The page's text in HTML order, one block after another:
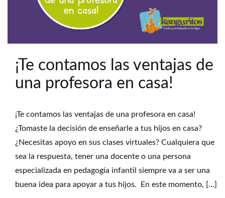
¡Te contamos las ventajas de
una profesora en casa!
¡Te contamos las ventajas de una profesora en casa!
¿Tomaste la decisión de enseñarle a tus hijos en casa?
¿Necesitas apoyo en sus clases virtuales? Cualquiera que
sea la respuesta, tener una docente o una persona
especializada en pedagogía infantil siempre va a ser una
buena idea para apoyar a tus hijos. En este momento, [...]